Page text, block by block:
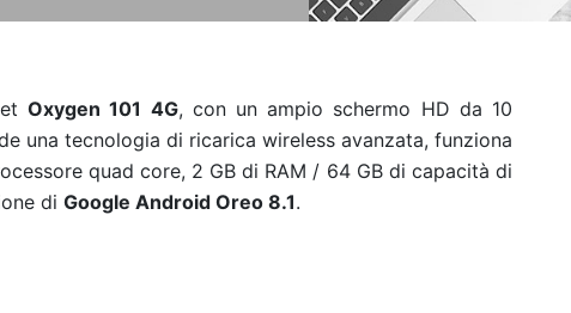
Oxygen 101 4G, con un ampio schermo HD da 10
una tecnologia di ricarica wireless avanzata, funziona
quad core, 2 GB di RAM / 64 GB di capacità di
di Google Android Oreo 8.1.